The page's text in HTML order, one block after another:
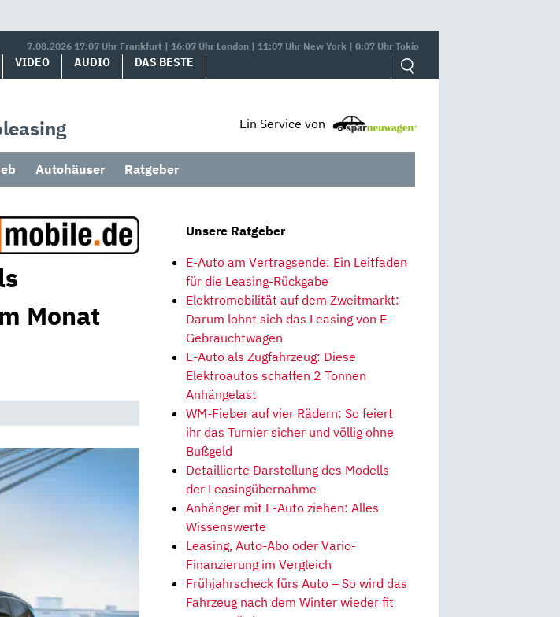
7.08.2026 17:07 Uhr Frankfurt | 16:07 Uhr London | 11:07 Uhr New York | 0:07 Uhr Tokio
VIDEO AUDIO DAS BESTE
Ein Service von
Autohäuser Ratgeber
Monat
Unsere Ratgeber
E-Auto am Vertragsende: Ein Leitfaden
für die Leasing-Rückgabe
Elektromobilität auf dem Zweitmarkt:
Darum lohnt sich das Leasing von E-
Gebrauchtwagen
E-Auto als Zugfahrzeug: Diese
Elektroautos schaffen 2 Tonnen
Anhängelast
WM-Fieber auf vier Rädern: So feiert
ihr das Turnier sicher und völlig ohne
Bußgeld
Detaillierte Darstellung des Modells
der Leasingübernahme
Anhänger mit E-Auto ziehen: Alles
Wissenswerte
Leasing, Auto-Abo oder Vario-
Finanzierung im Vergleich
Frühjahrscheck fürs Auto – So wird das
Fahrzeug nach dem Winter wieder fit